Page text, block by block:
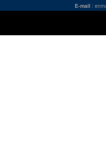
E-mail :